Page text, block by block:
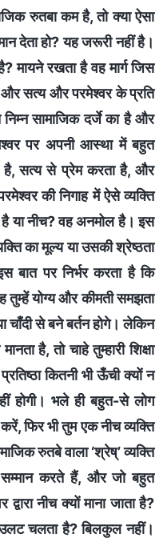
रुतबा कम है, तो क्या ऐसा
देता हो? यह जरूरी नहीं है।
मायने रखता है वह मार्ग जिस
सत्य और परमेश्वर के प्रति
सामाजिक दर्जे का है और
पर अपनी आस्था में बहुत
है, सत्य से प्रेम करता है, और
की निगाह में ऐसे व्यक्ति
या नीच? वह अनमोल है। इस
का मूल्य या उसकी श्रेष्ठता
बात पर निर्भर करता है कि
योग्य और कीमती समझता
चाँदी से बने बर्तन होगे। लेकिन
है, तो चाहे तुम्हारी शिक्षा
कितनी भी ऊँची क्यों न
होगी। भले ही बहुत-से लोग
फिर भी तुम एक नीच व्यक्ति
रुतबे वाला ‘श्रेष्’ व्यक्ति
करते हैं, और जो बहुत
नीच क्यों माना जाता है?
चलता है? बिलकुल नहीं।